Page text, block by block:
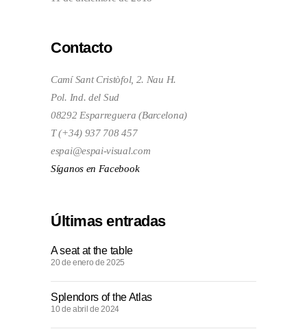
Contacto
Camí Sant Cristòfol, 2. Nau H.
Pol. Ind. del Sud
08292 Esparreguera (Barcelona)
T (+34) 937 708 457
espai@espai-visual.com
Síganos en Facebook
Últimas entradas
A seat at the table
20 de enero de 2025
Splendors of the Atlas
10 de abril de 2024